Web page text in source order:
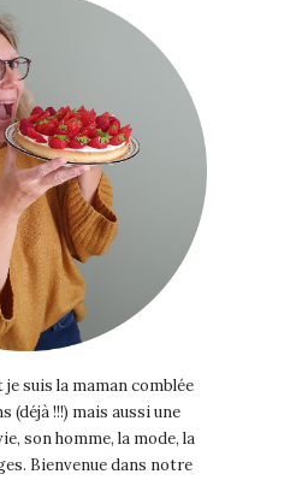
suis la maman comblée
(déjà !!!) mais aussi une
son homme, la mode, la
Bienvenue dans notre